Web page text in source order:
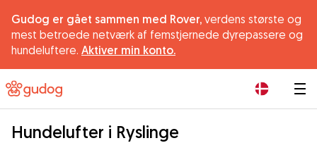
Gudog er gået sammen med Rover, verdens største og
mest betroede netværk af femstjernede dyrepassere og
hundeluftere. Aktiver min konto.
Hundelufter i Ryslinge